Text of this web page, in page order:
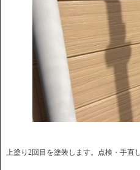
上塗り2回目を塗装します。点検・手直